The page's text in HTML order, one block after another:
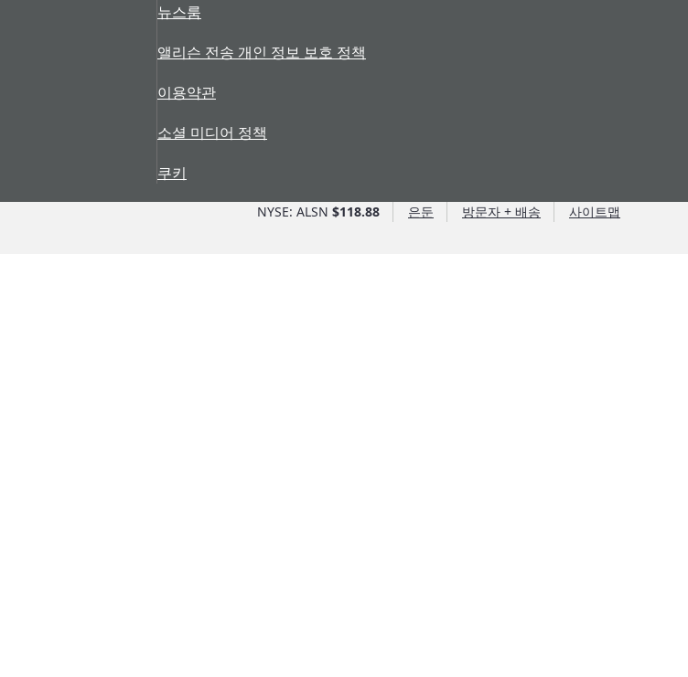
뉴스룸
앨리슨 전송 개인 정보 보호 정책
이용약관
소셜 미디어 정책
쿠키
NYSE: ALSN $118.88 은둔 방문자 + 배송 사이트맵